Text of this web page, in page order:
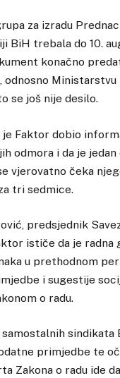
za izradu
BiH trebala do 10.
konačno
odnosno Ministarstvu
se još nije desilo.
Faktor dobio
odmora i da je jedan
vjerovatno čeka
tri sedmice.
predsjednik
ističe da je radna
u prethodnom
i sugestije
o radu.
samostalnih sindikata
primjedbe te
Zakona o radu ide